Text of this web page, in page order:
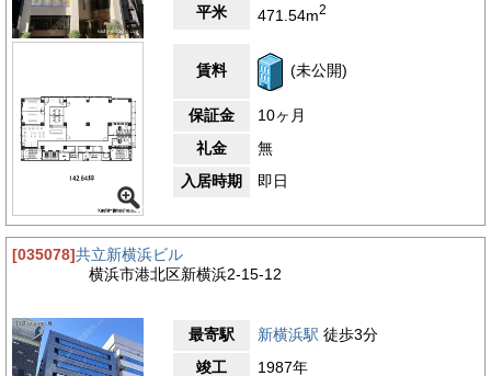
平米
471.54m2
賃料 (未公開)
保証金
10ヶ月
礼金
無
入居時期
即日
[035078]共立新横浜ビル
横浜市港北区新横浜2-15-12
最寄駅 新横浜駅 徒歩3分
竣工
1987年